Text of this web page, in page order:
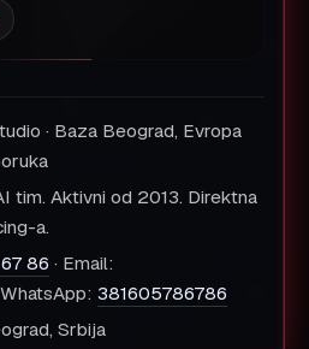
· Baza Beograd, Evropa
tim. Aktivni od 2013. Direktna
a.
86 · Email:
WhatsApp: 381605786786
Srbija